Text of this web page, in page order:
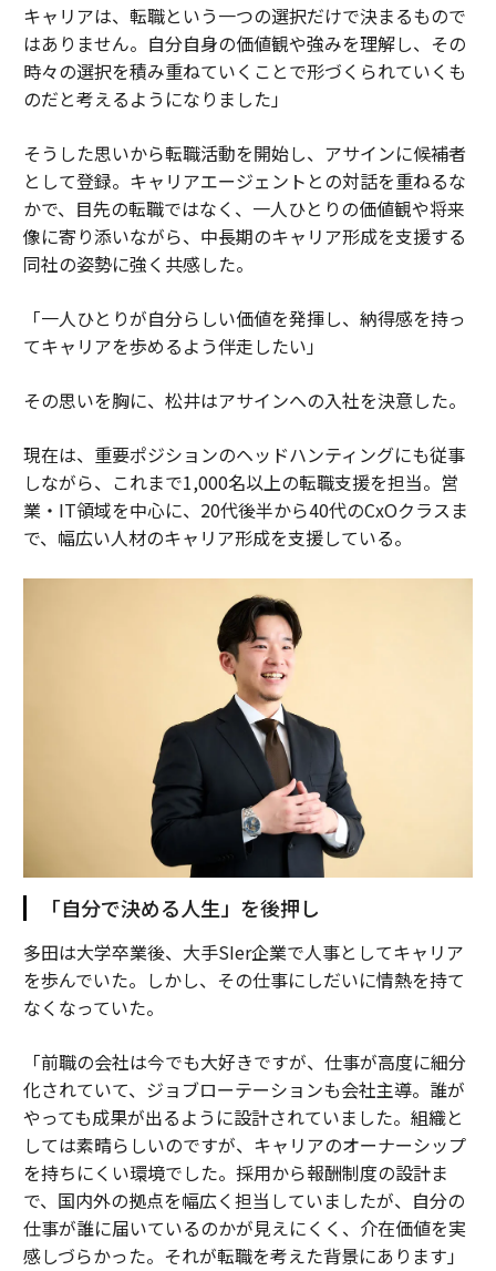
キャリアは、転職という一つの選択だけで決まるもので
はありません。自分自身の価値観や強みを理解し、その
時々の選択を積み重ねていくことで形づくられていくも
のだと考えるようになりました」
そうした思いから転職活動を開始し、アサインに候補者
として登録。キャリアエージェントとの対話を重ねるな
かで、目先の転職ではなく、一人ひとりの価値観や将来
像に寄り添いながら、中長期のキャリア形成を支援する
同社の姿勢に強く共感した。
「一人ひとりが自分らしい価値を発揮し、納得感を持っ
てキャリアを歩めるよう伴走したい」
その思いを胸に、松井はアサインへの入社を決意した。
現在は、重要ポジションのヘッドハンティングにも従事
しながら、これまで1,000名以上の転職支援を担当。営
業・IT領域を中心に、20代後半から40代のCxOクラスま
で、幅広い人材のキャリア形成を支援している。
「自分で決める人生」を後押し
多田は大学卒業後、大手SIer企業で人事としてキャリア
を歩んでいた。しかし、その仕事にしだいに情熱を持て
なくなっていた。
「前職の会社は今でも大好きですが、仕事が高度に細分
化されていて、ジョブローテーションも会社主導。誰が
やっても成果が出るように設計されていました。組織と
しては素晴らしいのですが、キャリアのオーナーシップ
を持ちにくい環境でした。採用から報酬制度の設計ま
で、国内外の拠点を幅広く担当していましたが、自分の
仕事が誰に届いているのかが見えにくく、介在価値を実
感しづらかった。それが転職を考えた背景にあります」